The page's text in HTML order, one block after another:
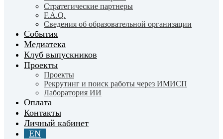
Cтратегические партнеры
F.A.Q.
Сведения об образовательной организации
События
Медиатека
Клуб выпускников
Проекты
Проекты
Рекрутинг и поиск работы через ИМИСП
Лаборатория ИИ
Оплата
Контакты
Личный кабинет
EN